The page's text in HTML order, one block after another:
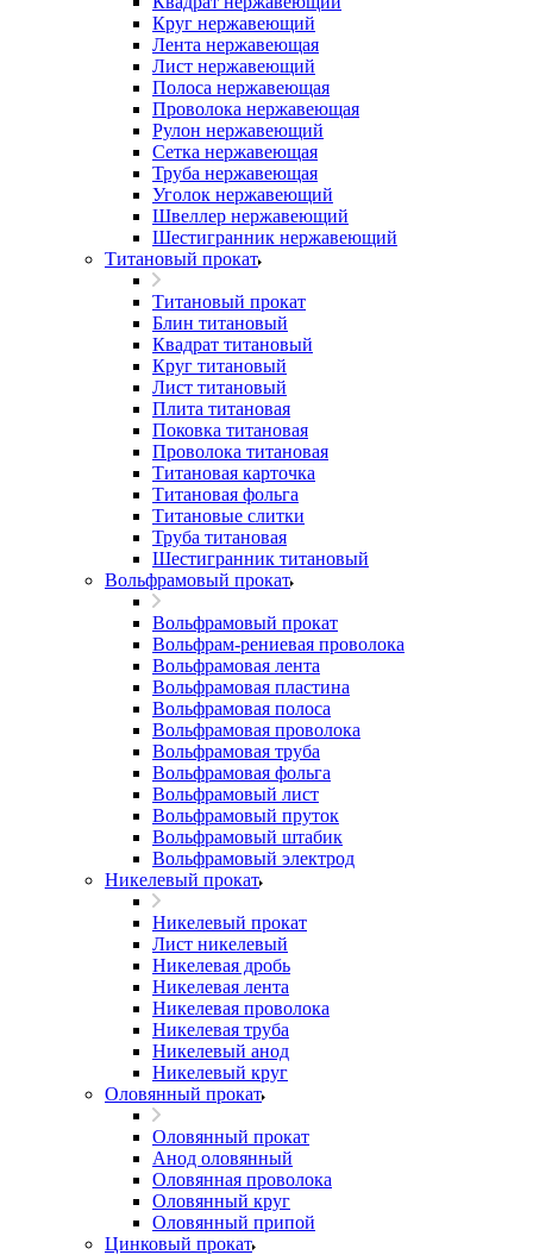
Круг нержавеющий
Лента нержавеющая
Лист нержавеющий
Полоса нержавеющая
Проволока нержавеющая
Рулон нержавеющий
Сетка нержавеющая
Труба нержавеющая
Уголок нержавеющий
Швеллер нержавеющий
Шестигранник нержавеющий
Титановый прокат
Титановый прокат
Блин титановый
Квадрат титановый
Круг титановый
Лист титановый
Плита титановая
Поковка титановая
Проволока титановая
Титановая карточка
Титановая фольга
Титановые слитки
Труба титановая
Шестигранник титановый
Вольфрамовый прокат
Вольфрамовый прокат
Вольфрам-рениевая проволока
Вольфрамовая лента
Вольфрамовая пластина
Вольфрамовая полоса
Вольфрамовая проволока
Вольфрамовая труба
Вольфрамовая фольга
Вольфрамовый лист
Вольфрамовый пруток
Вольфрамовый штабик
Вольфрамовый электрод
Никелевый прокат
Никелевый прокат
Лист никелевый
Никелевая дробь
Никелевая лента
Никелевая проволока
Никелевая труба
Никелевый анод
Никелевый круг
Оловянный прокат
Оловянный прокат
Анод оловянный
Оловянная проволока
Оловянный круг
Оловянный припой
Цинковый прокат